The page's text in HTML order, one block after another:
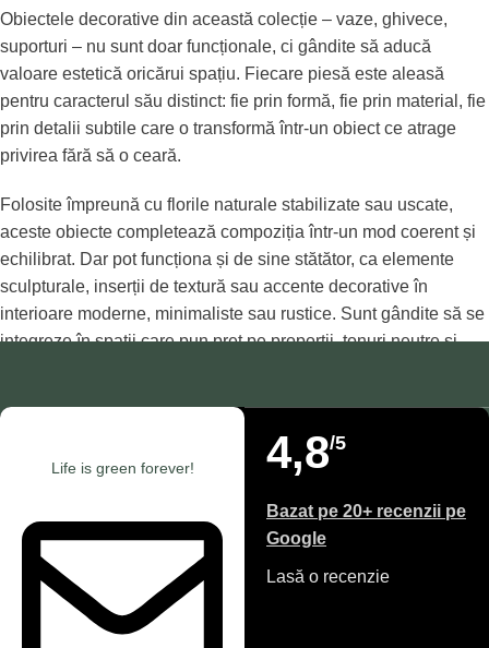
Obiectele decorative din această colecție – vaze, ghivece,
suporturi – nu sunt doar funcționale, ci gândite să aducă
valoare estetică oricărui spațiu. Fiecare piesă este aleasă
pentru caracterul său distinct: fie prin formă, fie prin material, fie
prin detalii subtile care o transformă într-un obiect ce atrage
privirea fără să o ceară.
Folosite împreună cu florile naturale stabilizate sau uscate,
aceste obiecte completează compoziția într-un mod coerent și
echilibrat. Dar pot funcționa și de sine stătător, ca elemente
sculpturale, inserții de textură sau accente decorative în
interioare moderne, minimaliste sau rustice. Sunt gândite să se
integreze în spații care pun preț pe proporții, tonuri neutre și
Materialele variază, fiecare având propriul rol în completarea
unei atmosfere. Unele obiecte sunt discrete și servesc ca
fundal, altele devin puncte de interes prin volum, formă sau
sincer și bine construit.
Sunt ideale pentru locuințe, birouri, studiouri sau spații
comerciale în care se dorește o prezență vizuală subtilă, dar
bine definită. Obiectele nu doar susțin florile – ci și ideea că un
Life is green forever! 4,8/5
Bazat pe 20+ recenzii pe
Google
Lasă o recenzie